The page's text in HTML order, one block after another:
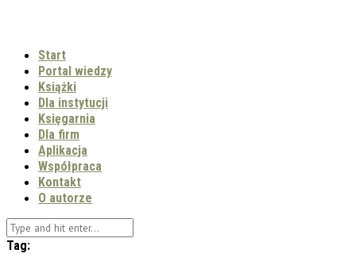
Start
Portal wiedzy
Książki
Dla instytucji
Księgarnia
Dla firm
Aplikacja
Współpraca
Kontakt
O autorze
Tag: